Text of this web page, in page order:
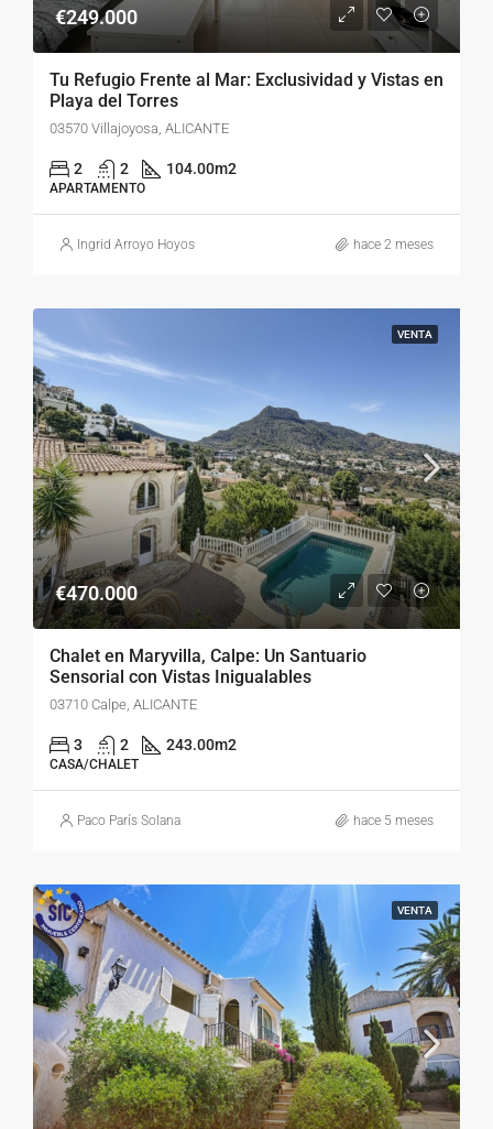
€249.000
Tu Refugio Frente al Mar: Exclusividad y Vistas en
Playa del Torres
03570 Villajoyosa, ALICANTE
2 2 104.00m2
APARTAMENTO
Ingrid Arroyo Hoyos hace 2 meses
VENTA
€470.000
Chalet en Maryvilla, Calpe: Un Santuario
Sensorial con Vistas Inigualables
03710 Calpe, ALICANTE
3 2 243.00m2
CASA/CHALET
Paco París Solana hace 5 meses
VENTA